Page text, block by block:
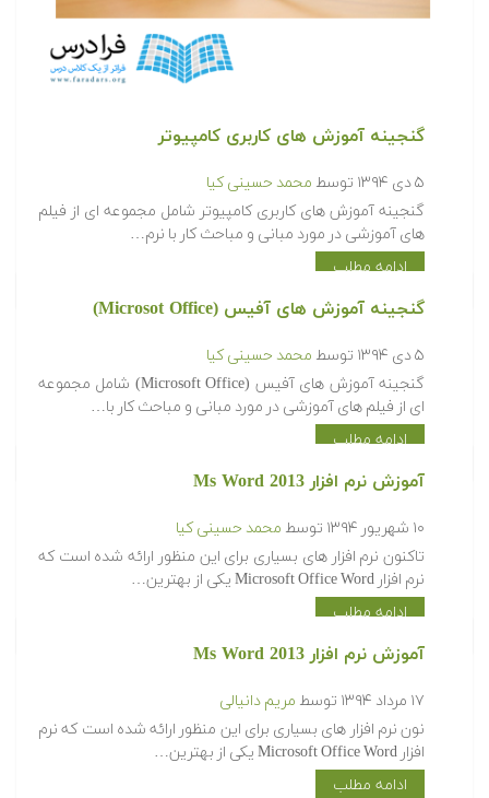
گنجینه آموزش های کاربری کامپیوتر
۵ دی ۱۳۹۴ توسط محمد حسینی کیا
گنجینه آموزش های کاربری کامپیوتر شامل مجموعه ای از فیلم
های آموزشی در مورد مبانی و مباحث کار با نرم…
ادامه مطلب
گنجینه آموزش های آفیس (Microsot Office)
۵ دی ۱۳۹۴ توسط محمد حسینی کیا
گنجینه آموزش های آفیس (Microsoft Office) شامل مجموعه
ای از فیلم های آموزشی در مورد مبانی و مباحث کار با…
ادامه مطلب
آموزش نرم افزار Ms Word 2013
۱۰ شهریور ۱۳۹۴ توسط محمد حسینی کیا
تاکنون نرم افزار های بسیاری برای این منظور ارائه شده است که
نرم افزار Microsoft Office Word یکی از بهترین…
ادامه مطلب
آموزش نرم افزار Ms Word 2013
۱۷ مرداد ۱۳۹۴ توسط مریم دانیالی
نون نرم افزار های بسیاری برای این منظور ارائه شده است که نرم
افزار Microsoft Office Word یکی از بهترین…
ادامه مطلب